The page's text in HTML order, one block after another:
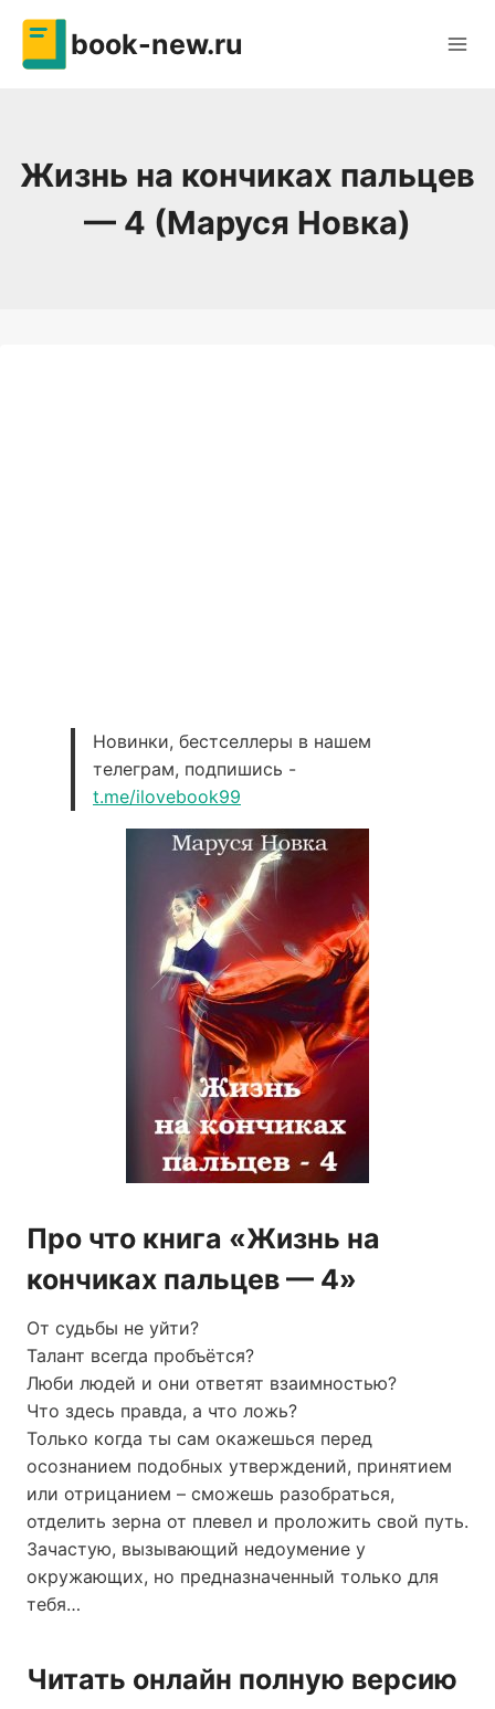
Перейти
содержимому
book-new.ru
Жизнь на кончиках пальцев
— 4 (Маруся Новка)
Новинки, бестселлеры в нашем
телеграм, подпишись -
t.me/ilovebook99
Про что книга «Жизнь на
кончиках пальцев — 4»
От судьбы не уйти?
Талант всегда пробъётся?
Люби людей и они ответят взаимностью?
Что здесь правда, а что ложь?
Только когда ты сам окажешься перед
осознанием подобных утверждений, принятием
или отрицанием – сможешь разобраться,
отделить зерна от плевел и проложить свой путь.
Зачастую, вызывающий недоумение у
окружающих, но предназначенный только для
тебя…
Читать онлайн полную версию